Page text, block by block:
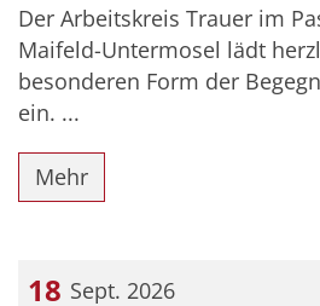
Der Arbeitskreis Trauer im
Maifeld-Untermosel lädt
besonderen Form der
ein. ...
Mehr
18 Sept. 2026